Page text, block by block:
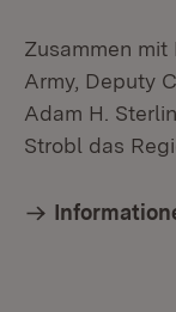
Zusammen mit
Army, Deputy
Adam H.
Strobl das